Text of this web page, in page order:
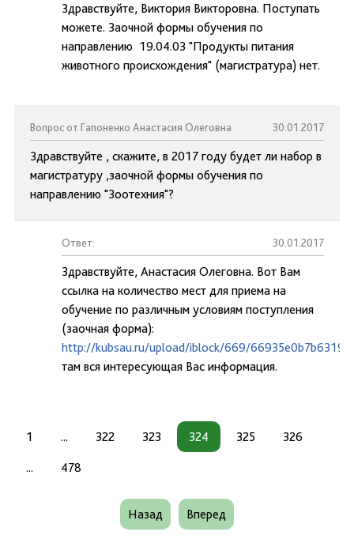
Здравствуйте, Виктория Викторовна. Поступать
можете. Заочной формы обучения по
направлению 19.04.03 "Продукты питания
животного происхождения" (магистратура) нет.
Вопрос от Гапоненко Анастасия Олеговна 30.01.2017
Здравствуйте , скажите, в 2017 году будет ли набор в
магистратуру ,заочной формы обучения по
направлению "Зоотехния"?
Ответ: 30.01.2017
Здравствуйте, Анастасия Олеговна. Вот Вам
ссылка на количество мест для приема на
обучение по различным условиям поступления
(заочная форма):
http://kubsau.ru/upload/iblock/669/
там вся интересующая Вас информация.
1 ... 322 323 324 325 326
... 478
Назад Вперед